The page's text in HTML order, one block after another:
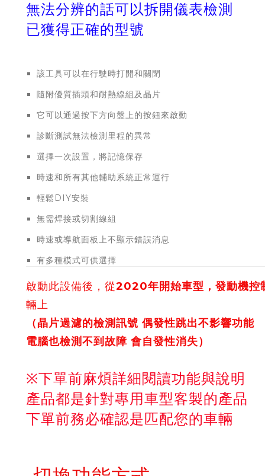
無法分辨的話可以拆開儀表檢測
已獲得正確的型號
該工具可以在行駛時打開和關閉
隨附優質插頭和耐熱線組及晶片
它可以通過按下方向盤上的按鈕來啟動
診斷測試無法檢測里程的異常
選擇一次設置，將記憶保存
時速和所有其他輔助系統正常運行
輕鬆DIY安裝
無需焊接或切割線組
時速或導航面板上不顯示錯誤消息
有多種模式可供選擇
啟動此設備後，從2020年開始車型，發動機控
輛上
（晶片過濾的檢測訊號 偶發性跳出不影響功能
電腦也檢測不到故障 會自發性消失）
※下單前麻煩詳細閱讀功能與說明
產品都是針對專用車型客製的產品
下單前務必確認是匹配您的車輛